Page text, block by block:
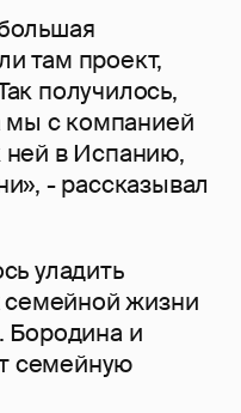
там проект,
получилось,
мы с компанией
ней в Испанию,
- рассказывал
уладить
семейной жизни
Бородина и
семейную